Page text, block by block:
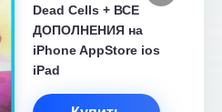
Dead Cells + ВСЕ
ДОПОЛНЕНИЯ на
iPhone AppStore ios
iPad